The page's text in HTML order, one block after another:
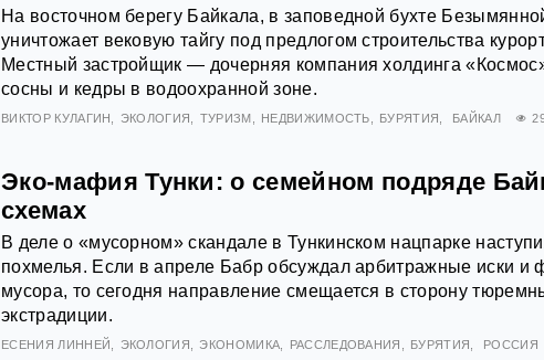
На восточном берегу Байкала, в заповедной бухте
уничтожает вековую тайгу под предлогом строительства
Местный застройщик — дочерняя компания холдинга
сосны и кедры в водоохранной зоне.
ВИКТОР КУЛАГИН ЭКОЛОГИЯ ТУРИЗМ НЕДВИЖИМОСТЬ БУРЯТИЯ БАЙКАЛ
Эко-мафия Тунки: о семейном подряде
схемах
В деле о «мусорном» скандале в Тункинском нацпарке
похмелья. Если в апреле Бабр обсуждал арбитражные иски и
мусора, то сегодня направление смещается в сторону
экстрадиции.
ЕСЕНИЯ ЛИННЕЙ ЭКОЛОГИЯ ЭКОНОМИКА РАССЛЕДОВАНИЯ БУРЯТИЯ РОССИЯ